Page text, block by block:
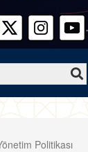
Politikası